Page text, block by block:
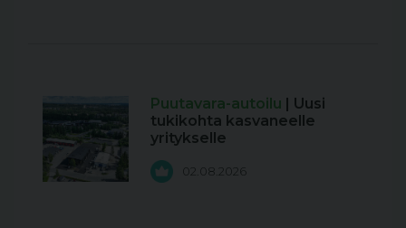
Puutavara-autoilu | Uusi
tukikohta kasvaneelle
yritykselle
02.08.2026